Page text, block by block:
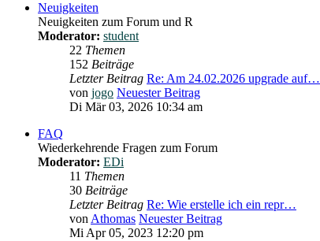
Neuigkeiten
Neuigkeiten zum Forum und R
Moderator: student
22 Themen
152 Beiträge
Letzter Beitrag Re: Am 24.02.2026 upgrade auf…
von jogo Neuester Beitrag
Di Mär 03, 2026 10:34 am
FAQ
Wiederkehrende Fragen zum Forum
Moderator: EDi
11 Themen
30 Beiträge
Letzter Beitrag Re: Wie erstelle ich ein repr…
vonAthomas Neuester Beitrag
Mi Apr 05, 2023 12:20 pm